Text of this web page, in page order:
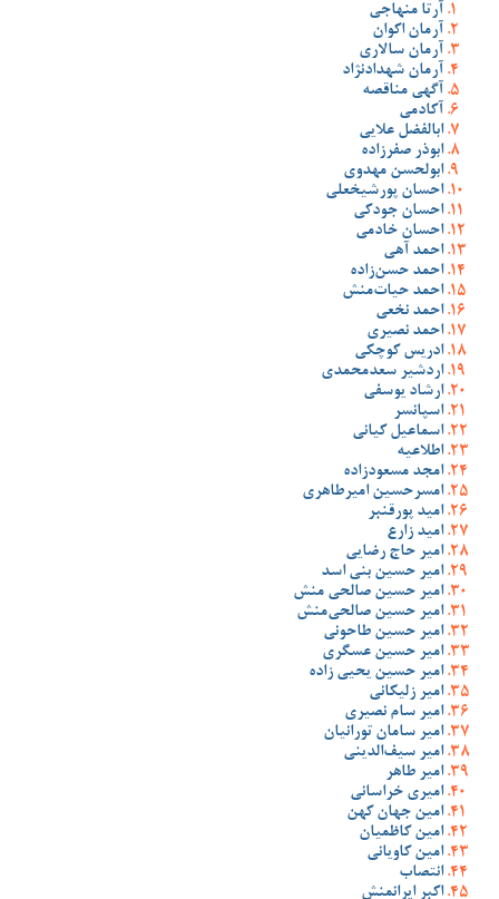
آرتا منهاجی
آرمان اکوان
آرمان سالاری
آرمان شهدادنژاد
آگهی مناقصه
آکادمی
ابالفضل علایی
ابوذر صفرزاده
ابولحسن مهدوی
احسان پورشیخعلی
احسان جودکی
احسان خادمی
احمد آهی
احمد حسن‌زاده
احمد حیات‌منش
احمد نخعی
احمد نصیری
ادریس کوچکی
اردشیر سعدمحمدی
ارشاد یوسفی
اسپانسر
اسماعیل کیانی
اطلاعیه
امجد مسعودزاده
امسرحسین امیرطاهری
امید پورقنبر
امید زارع
امیر حاج رضایی
امیر حسین بنی اسد
امیر حسین صالحی منش
امیر حسین صالحی‌منش
امیر حسین طاحونی
امیر حسین عسگری
امیر حسین یحیی زاده
امیر زلیکانی
امیر سام نصیری
امیر سامان تورانیان
امیر سیف‌الدینی
امیر طاهر
امیری خراسانی
امین جهان کهن
امین کاظمیان
امین کاویانی
انتصاب
اکبر ایرانمنش